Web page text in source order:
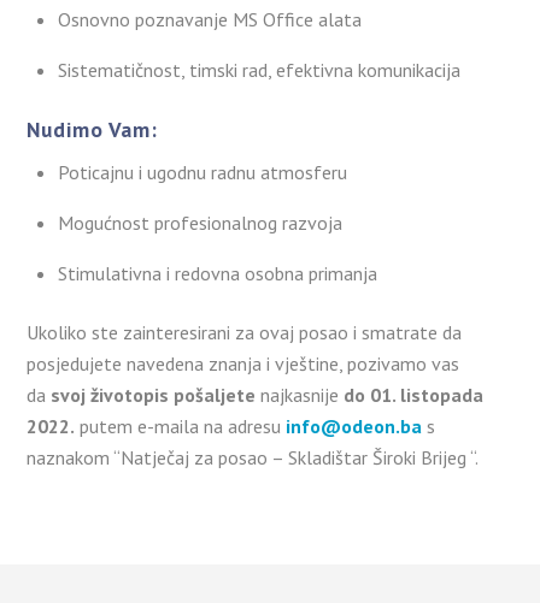
Osnovno poznavanje MS Office alata
Sistematičnost, timski rad, efektivna komunikacija
Nudimo Vam:
Poticajnu i ugodnu radnu atmosferu
Mogućnost profesionalnog razvoja
Stimulativna i redovna osobna primanja
Ukoliko ste zainteresirani za ovaj posao i smatrate da
posjedujete navedena znanja i vještine, pozivamo vas
da svoj životopis pošaljete najkasnije do 01. listopada
2022. putem e-maila na adresu info@odeon.ba s
naznakom “Natječaj za posao – Skladištar Široki Brijeg “.